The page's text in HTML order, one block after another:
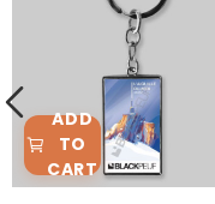
ADD
TO
CART